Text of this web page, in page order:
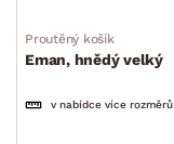
Proutěný košík
Eman, hnědý velký
v nabídce více rozměrů